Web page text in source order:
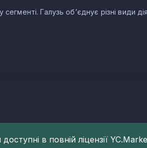
Галузь об’єднує різні види
в повній ліцензії